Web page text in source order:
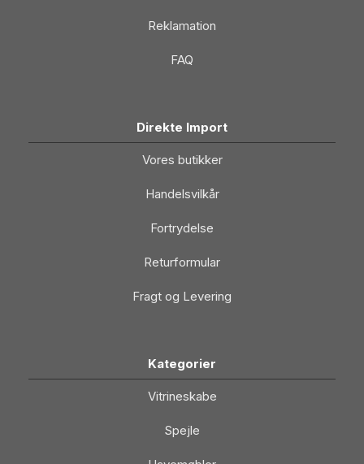
Reklamation
FAQ
Direkte Import
Vores butikker
Handelsvilkår
Fortrydelse
Returformular
Fragt og Levering
Kategorier
Vitrineskabe
Spejle